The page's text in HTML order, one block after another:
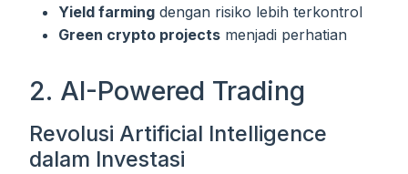
Yield farming dengan risiko lebih terkontrol
Green crypto projects menjadi perhatian
2. AI-Powered Trading
Revolusi Artificial Intelligence
dalam Investasi